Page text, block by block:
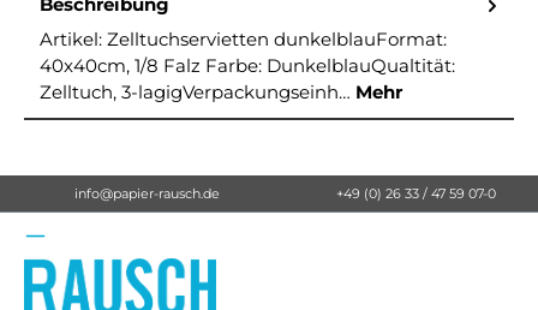
Artikel: Zelltuchservietten dunkelblauFormat:
40x40cm, 1/8 Falz Farbe: DunkelblauQualtität:
Zelltuch, 3-lagigVerpackungseinh… Mehr
info@papier-rausch.de +49 (0) 26 33 / 47 59 07-0